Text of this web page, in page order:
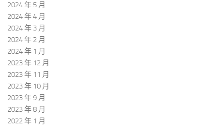
2024 年 5 月
2024 年 4 月
2024 年 3 月
2024 年 2 月
2024 年 1 月
2023 年 12 月
2023 年 11 月
2023 年 10 月
2023 年 9 月
2023 年 8 月
2022 年 1 月